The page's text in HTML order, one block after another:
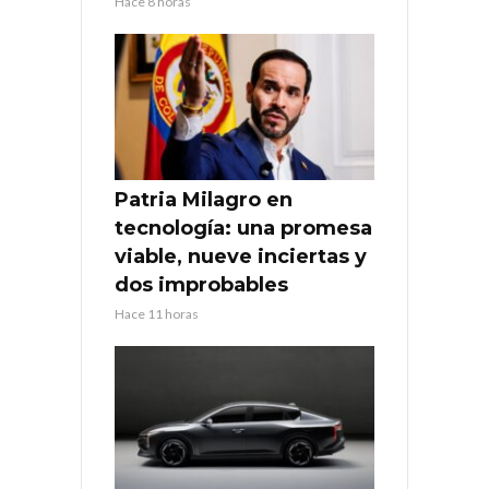
Patria Milagro en
tecnología: una promesa
viable, nueve inciertas y
dos improbables
Hace 11 horas